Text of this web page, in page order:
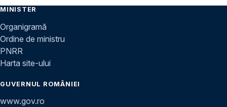
MINISTER
Organigramă
Ordine de ministru
PNRR
Harta site-ului
GUVERNUL ROMÂNIEI
www.gov.ro